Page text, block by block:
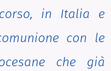
in Italia e
con le
che già